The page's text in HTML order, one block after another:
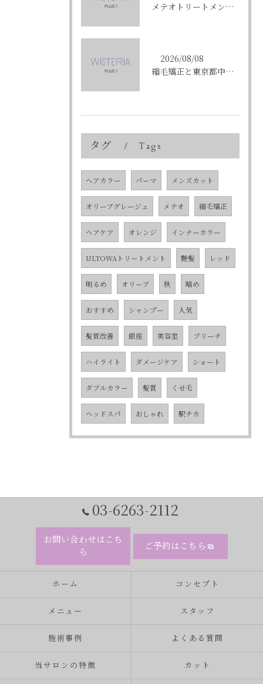
メテオトリートメントで東京都中央区銀座の髪質改善を成功させる方法と施術選びのコツ
2026/08/08
縮毛矯正と東京都中央区銀座で叶える髪質改善のポイントと理想の仕上がりを徹底解説
タグ Tags
ヘアカラー パーマ メンズカット
オリーブグレージュ メテオ 縮毛矯正
ヘアケア オレンジ インナーカラー
ULTOWAトリートメント 艶髪 レッド
明るめ オリーブ 秋 暗め
おすすめ シャンプー 人気
髪質改善 銀座 美容室 ブリーチ
ハイライト ダメージケア ショート
ダブルカラー 髪質 くせ毛
ヘッドスパ おしゃれ 駅チカ
03-6263-2112
お問い合わせはこち
ら
ご予約はこちら
ホーム コンセプト
メニュー スタッフ
施術事例 よくある質問
当サロンの特徴 カット